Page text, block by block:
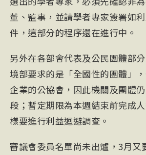
董、監事，並請學者專家簽署如
件，這部分的程序還在進行中。
另外在各部會代表及公民團體部
境部要求的是「全國性的團體」
企業的公協會，因此機關及團體
段；暫定期限為本週結束前完成
樣要進行利益迴避調查。
審議會委員名單尚未出爐，3月又